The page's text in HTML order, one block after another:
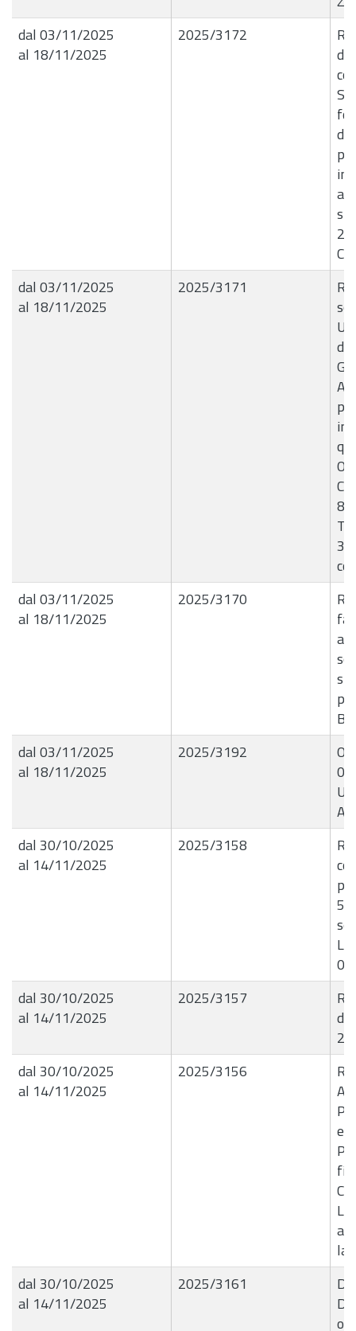
dal 03/11/2025
al 18/11/2025
2025/3172
dal 03/11/2025
al 18/11/2025
2025/3171
8/
dal 03/11/2025
al 18/11/2025
2025/3170
srl
dal 03/11/2025
al 18/11/2025
2025/3192
dal 30/10/2025
al 14/11/2025
2025/3158
5
dal 30/10/2025
al 14/11/2025
2025/3157
dal 30/10/2025
al 14/11/2025
2025/3156
dal 30/10/2025
al 14/11/2025
2025/3161